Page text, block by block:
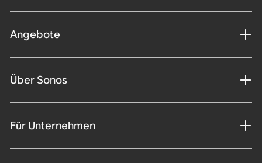
Angebote
Über Sonos
Für Unternehmen